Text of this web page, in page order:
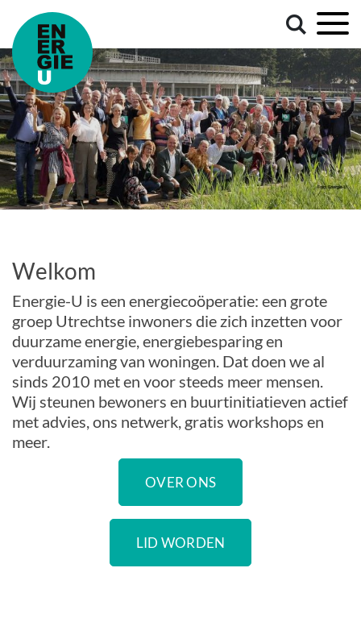
Welkom
Energie-U is een energiecoöperatie: een grote
groep Utrechtse inwoners die zich inzetten voor
duurzame energie, energiebesparing en
verduurzaming van woningen. Dat doen we al
sinds 2010 met en voor steeds meer mensen.
Wij steunen bewoners en buurtinitiatieven actief
met advies, ons netwerk, gratis workshops en
meer.
OVER ONS
LID WORDEN